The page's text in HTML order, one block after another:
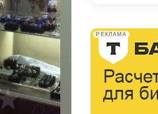
РЕКЛАМА